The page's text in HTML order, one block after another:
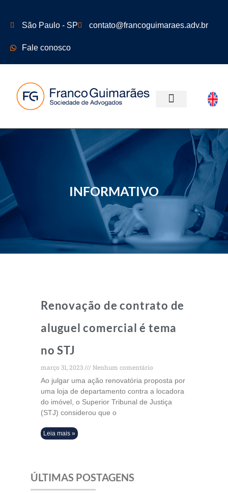
São Paulo - SP contato@francoguimaraes.adv.br
Fale conosco
INFORMATIVO
Renovação de contrato de
aluguel comercial é tema
no STJ
março 31, 2023
Nenhum comentário
Ao julgar uma ação renovatória proposta por
uma loja de departamento contra a locadora
do imóvel, o Superior Tribunal de Justiça
(STJ) considerou que o
Leia mais »
ÚLTIMAS POSTAGENS